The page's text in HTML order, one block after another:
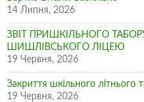
14 Липня, 2026
ЗВІТ ПРИШКІЛЬНОГО
ШИШЛІВСЬКОГО ЛІЦЕЮ
19 Червня, 2026
Закриття шкільного літнього
19 Червня, 2026